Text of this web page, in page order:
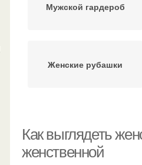
Мужской гардероб
Женские рубашки
Как выглядеть
женственной